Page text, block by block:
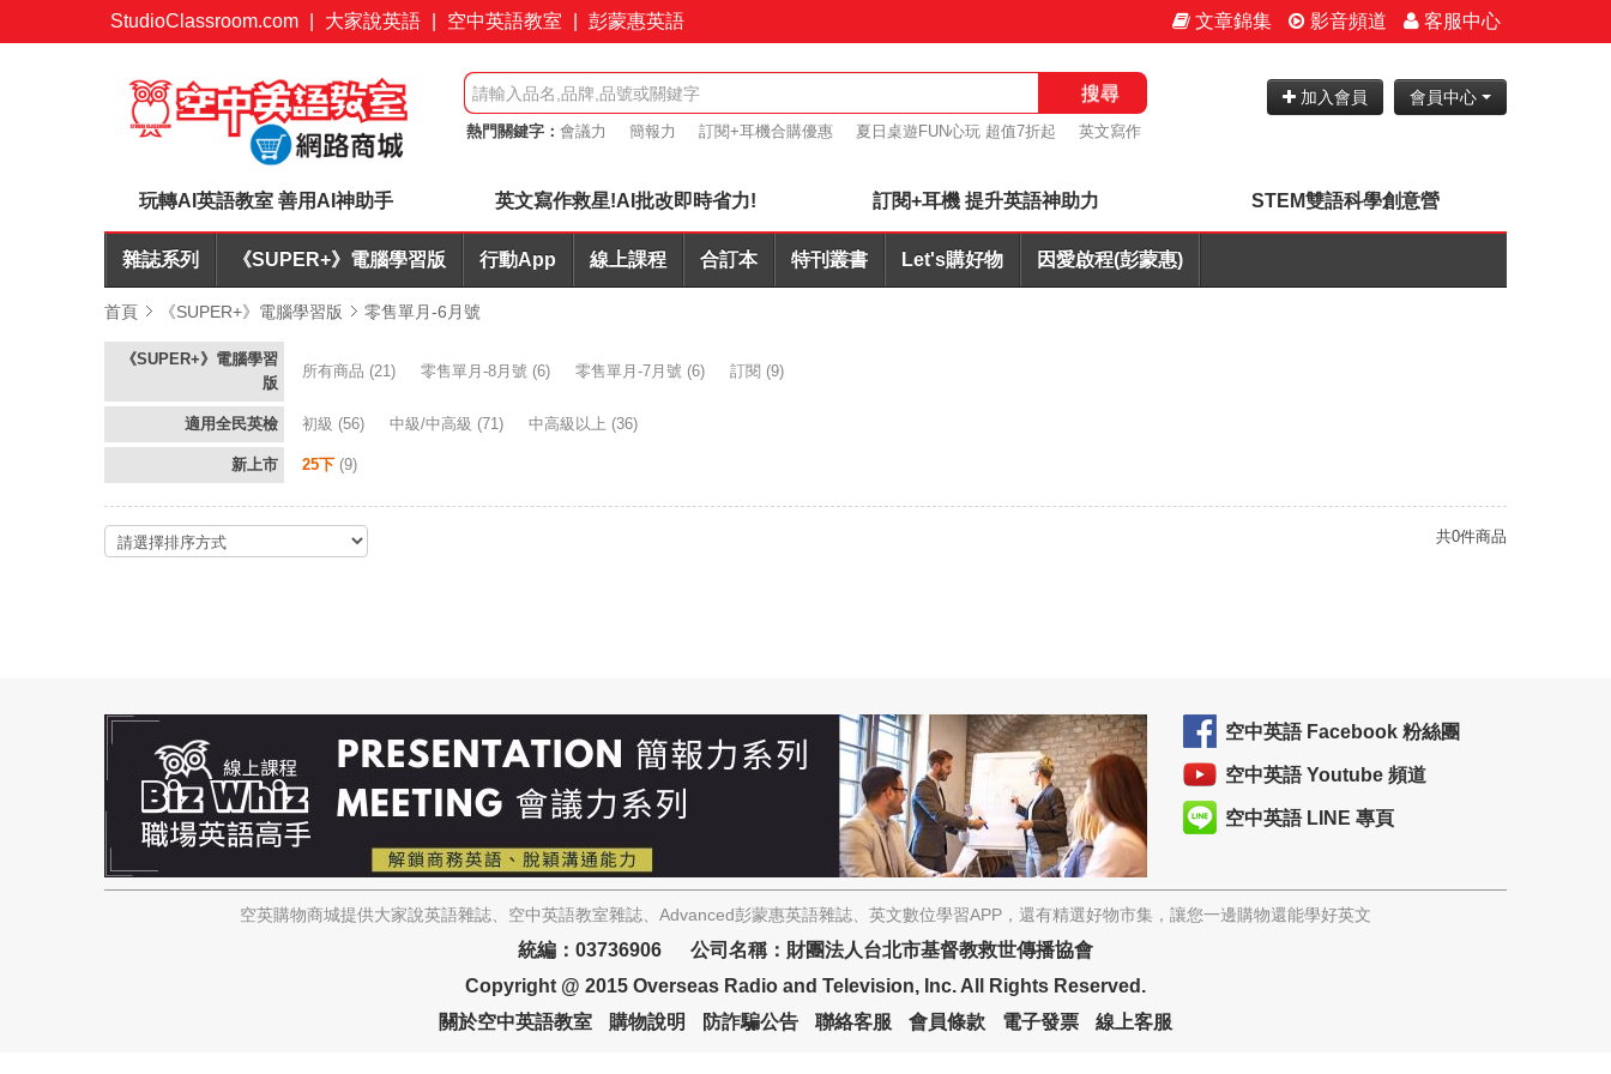
StudioClassroom.com 大家說英語 空中英語教室 彭蒙惠英語 文章錦集 影音頻道 客服中心
搜尋
熱門關鍵字： 會議力 簡報力 訂閱+耳機合購優惠 夏日桌遊FUN心玩 超值7折起
英文寫作
加入會員 會員中心
玩轉AI英語教室 善用AI神助手 英文寫作救星!AI批改即時省力! 訂閱+耳機 提升英語神助力 STEM雙語科學創意營
雜誌系列 《SUPER+》電腦學習版 行動App 線上課程 合訂本 特刊叢書 Let's購好物 因愛啟程(彭蒙惠)
首頁 《SUPER+》電腦學習版 零售單月-6月號
《SUPER+》電腦學習
版
所有商品 (21) 零售單月-8月號 (6) 零售單月-7月號 (6) 訂閱 (9)
適用全民英檢 初級 (56) 中級/中高級 (71) 中高級以上 (36)
新上市 25下 (9)
共0件商品
空中英語 Facebook 粉絲團
空中英語 Youtube 頻道
空中英語 LINE 專頁
空英購物商城提供大家說英語雜誌、空中英語教室雜誌、Advanced彭蒙惠英語雜誌、英文數位學習APP，還有精選好物市集，讓您一邊購物還能學好英文
統編：03736906 公司名稱：財團法人台北市基督教救世傳播協會
Copyright @ 2015 Overseas Radio and Television, Inc. All Rights Reserved.
關於空中英語教室
購物說明 防詐騙公告 聯絡客服 會員條款 電子發票 線上客服